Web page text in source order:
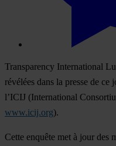
Transparency International
révélées dans la presse de ce
l’ICIJ (International
www.icij.org).
Cette enquête met à jour des